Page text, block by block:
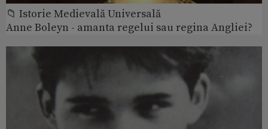
📁 Istorie Medievală Universală
Anne Boleyn - amanta regelui sau regina Angliei?